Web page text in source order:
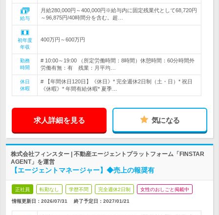
給与
月給280,000円～400,000円※給与内に固定残業代として68,720円
～96,875円/40時間分を含む。超…
初年度
年収
400万円～600万円
勤務
時間
# 10:00～19:00 （所定労働時間：8時間）休憩時間：60分時間外
労働有無：有 残業：月平均…
休日
休暇
# 【年間休日120日】《休日》* 完全週休2日制（土・日）* 祝日
《休暇》* 年間有給休暇* 夏季…
求人詳細を見る 気になる
株式会社フィンスター | 不動産エージェントプラットフォーム「FINSTAR
AGENT」を運営
【エージェントマネージャー】◆売上の報奨有
正社員 転勤なし 学歴不問 完全週休2日制 女性のおしごと掲載中
情報更新日：2026/07/31 終了予定日： 2027/01/21